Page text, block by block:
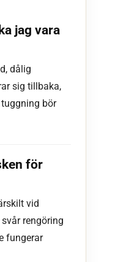
jag vara
dålig
sig tillbaka,
bör
för
vid
rengöring
fungerar